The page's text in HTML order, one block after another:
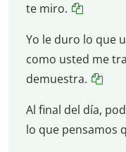
te miro.
Yo le duro lo que
como usted me
demuestra.
Al final del día,
lo que pensamos